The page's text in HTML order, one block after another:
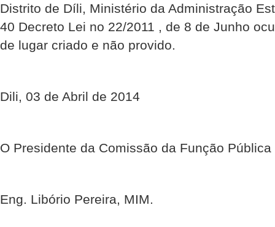
Distrito de Díli, Ministério da Administração
40 Decreto Lei no 22/2011 , de 8 de Junho
de lugar criado e não provido.
Dili, 03 de Abril de 2014
O Presidente da Comissão da Função Pública
Eng. Libório Pereira, MIM.